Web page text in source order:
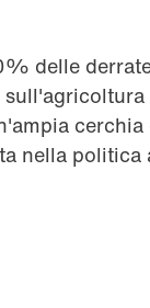
delle
nella politica